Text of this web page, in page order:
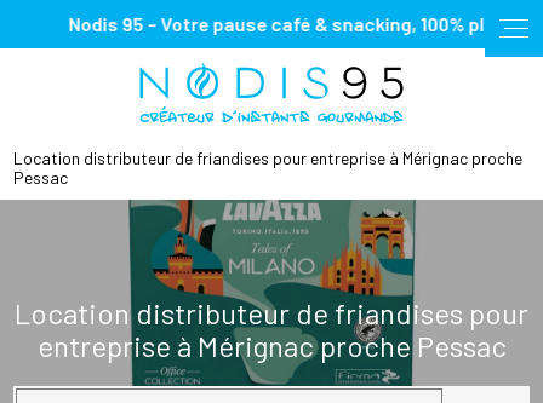
Nodis 95 – Votre pause café & snacking, 100% plaisir !
Location distributeur de friandises pour entreprise à Mérignac proche
Pessac
Location distributeur de friandises pour
entreprise à Mérignac proche Pessac